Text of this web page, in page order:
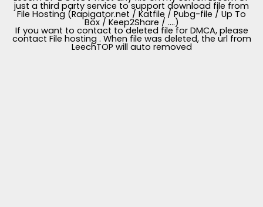
just a third party service to support download file from
File Hosting (Rapigator.net / Katfile / Pubg-file / Up To
Box / Keep2Share / ....)
If you want to contact to deleted file for DMCA, please
contact File hosting . When file was deleted, the url from
LeechTOP will auto removed